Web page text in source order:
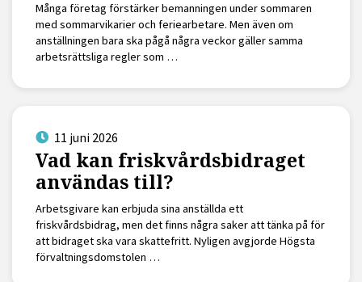
Många företag förstärker bemanningen under sommaren
med sommarvikarier och feriearbetare. Men även om
anställningen bara ska pågå några veckor gäller samma
arbetsrättsliga regler som …
11 juni 2026
Vad kan friskvårdsbidraget
användas till?
Arbetsgivare kan erbjuda sina anställda ett
friskvårdsbidrag, men det finns några saker att tänka på för
att bidraget ska vara skattefritt. Nyligen avgjorde Högsta
förvaltningsdomstolen …